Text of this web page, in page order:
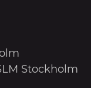
Stockholm